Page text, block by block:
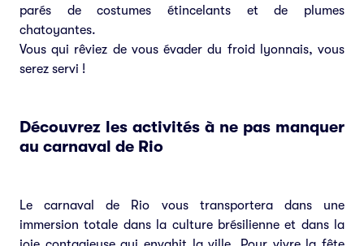
parés de costumes étincelants et de plumes
chatoyantes.
Vous qui rêviez de vous évader du froid lyonnais, vous
serez servi !
Découvrez les activités à ne pas manquer
au carnaval de Rio
Le carnaval de Rio vous transportera dans une
immersion totale dans la culture brésilienne et dans la